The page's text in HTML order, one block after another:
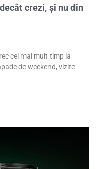
crezi, și nu din
cel mai mult timp la
de weekend, vizite